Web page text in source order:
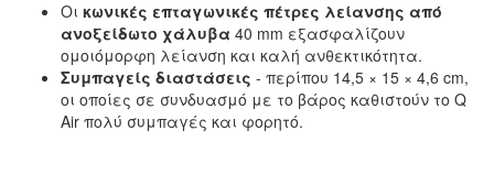
Οι κωνικές επταγωνικές πέτρες λείανσης από
ανοξείδωτο χάλυβα 40 mm εξασφαλίζουν
ομοιόμορφη λείανση και καλή ανθεκτικότητα.
Συμπαγείς διαστάσεις - περίπου 14,5 × 15 × 4,6 cm,
οι οποίες σε συνδυασμό με το βάρος καθιστούν το Q
Air πολύ συμπαγές και φορητό.